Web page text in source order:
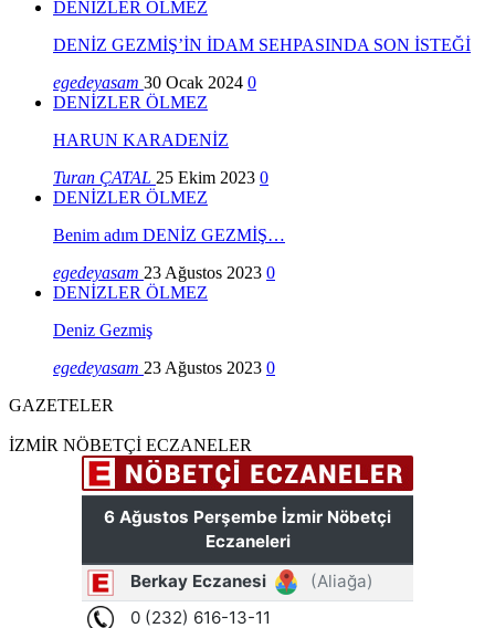
DENİZLER ÖLMEZ
DENİZ GEZMİŞ’İN İDAM SEHPASINDA SON İSTEĞİ
egedeyasam 30 Ocak 2024 0
DENİZLER ÖLMEZ
HARUN KARADENİZ
Turan ÇATAL 25 Ekim 2023 0
DENİZLER ÖLMEZ
Benim adım DENİZ GEZMİŞ…
egedeyasam 23 Ağustos 2023 0
DENİZLER ÖLMEZ
Deniz Gezmiş
egedeyasam 23 Ağustos 2023 0
GAZETELER
İZMİR NÖBETÇİ ECZANELER